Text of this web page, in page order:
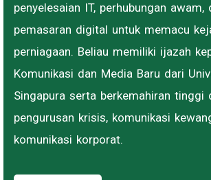
penyelesaian IT, perhubungan awam,
pemasaran digital untuk memacu
perniagaan. Beliau memiliki ijazah
Komunikasi dan Media Baru dari
Singapura serta berkemahiran tinggi
pengurusan krisis, komunikasi
komunikasi korporat.